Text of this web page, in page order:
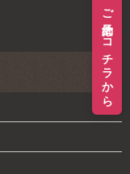
ご予約はコチラから